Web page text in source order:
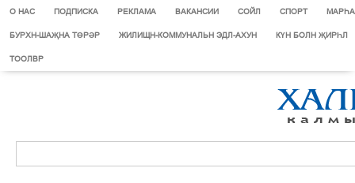
О НАС ПОДПИСКА РЕКЛАМА ВАКАНСИИ СОЙЛ СПОРТ
БУРХН-ШАҖНА ТӨРӘР ЖИЛИЩН-КОММУНАЛЬН ЭДЛ-АХУН КҮН БОЛН ҖИРҺЛ
ТООЛВР